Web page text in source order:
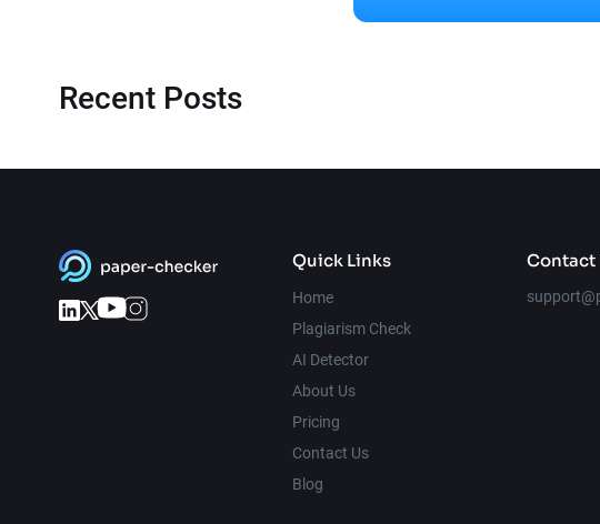
Recent Posts
Quick Links
Home
Plagiarism Check
AI Detector
About Us
Pricing
Contact Us
Blog
Contact